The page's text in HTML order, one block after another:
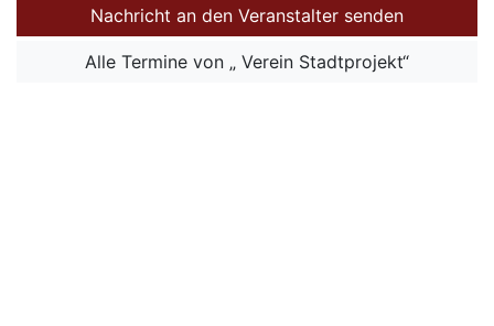
Nachricht an den Veranstalter senden
Alle Termine von „ Verein Stadtprojekt“